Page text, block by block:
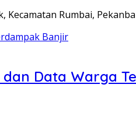
Kecamatan Rumbai,
dan Data Warga